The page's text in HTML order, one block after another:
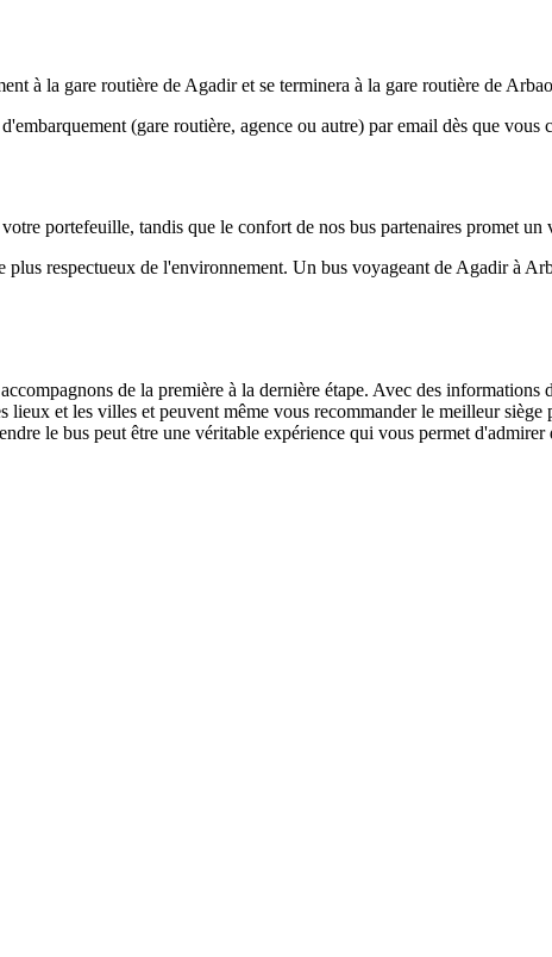
à la gare routière de Agadir et se terminera à la gare routière de
(gare routière, agence ou autre) par email dès que
portefeuille, tandis que le confort de nos bus partenaires promet un
respectueux de l'environnement. Un bus voyageant de Agadir à
de la première à la dernière étape. Avec des
lieux et les villes et peuvent même vous recommander le meilleur
le bus peut être une véritable expérience qui vous permet